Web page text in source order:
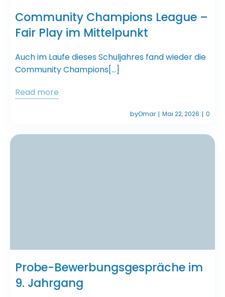
Community Champions League –
Fair Play im Mittelpunkt
Auch im Laufe dieses Schuljahres fand wieder die
Community Champions[…]
Read more
byOmar | Mai 22, 2026 | 0
Probe-Bewerbungsgespräche im
9. Jahrgang